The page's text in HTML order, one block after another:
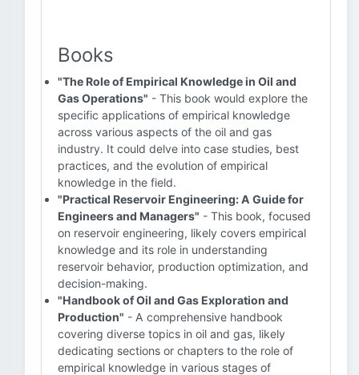
Books
"The Role of Empirical Knowledge in Oil and
Gas Operations" - This book would explore the
specific applications of empirical knowledge
across various aspects of the oil and gas
industry. It could delve into case studies, best
practices, and the evolution of empirical
knowledge in the field.
"Practical Reservoir Engineering: A Guide for
Engineers and Managers" - This book, focused
on reservoir engineering, likely covers empirical
knowledge and its role in understanding
reservoir behavior, production optimization, and
decision-making.
"Handbook of Oil and Gas Exploration and
Production" - A comprehensive handbook
covering diverse topics in oil and gas, likely
dedicating sections or chapters to the role of
empirical knowledge in various stages of